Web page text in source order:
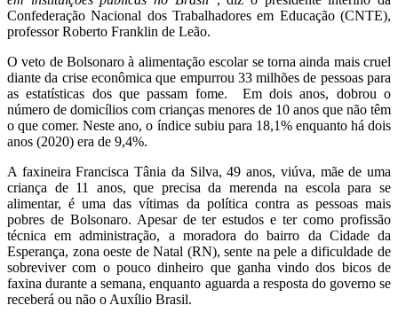
Confederação Nacional dos Trabalhadores em Educação (CNTE),
professor Roberto Franklin de Leão.
O veto de Bolsonaro à alimentação escolar se torna ainda mais cruel
diante da crise econômica que empurrou 33 milhões de pessoas para
as estatísticas dos que passam fome. Em dois anos, dobrou o
número de domicílios com crianças menores de 10 anos que não têm
o que comer. Neste ano, o índice subiu para 18,1% enquanto há dois
anos (2020) era de 9,4%.
A faxineira Francisca Tânia da Silva, 49 anos, viúva, mãe de uma
criança de 11 anos, que precisa da merenda na escola para se
alimentar, é uma das vítimas da política contra as pessoas mais
pobres de Bolsonaro. Apesar de ter estudos e ter como profissão
técnica em administração, a moradora do bairro da Cidade da
Esperança, zona oeste de Natal (RN), sente na pele a dificuldade de
sobreviver com o pouco dinheiro que ganha vindo dos bicos de
faxina durante a semana, enquanto aguarda a resposta do governo se
receberá ou não o Auxílio Brasil.